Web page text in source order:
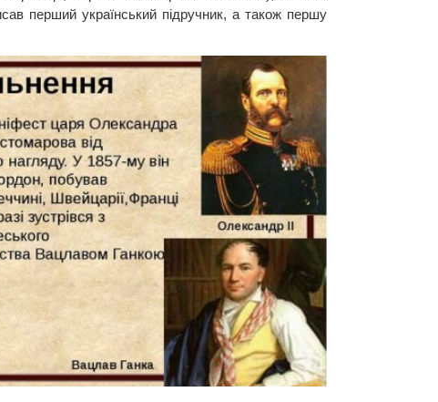
перший український підручник, а також першу